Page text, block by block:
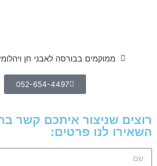
ממוקמים בבורסה לאבני חן ויהלומים ברמת
052-654-4497
שניצור איתכם קשר
לנו פרטים: